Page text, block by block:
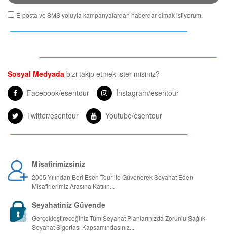
E-posta ve SMS yoluyla kampanyalardan haberdar olmak istiyorum.
Sosyal Medyada bizi takip etmek ister misiniz?
Facebook/esentour
İnstagram/esentour
Twitter/esentour Youtube/esentour
Misafirimizsiniz
2005 Yılından Beri Esen Tour ile Güvenerek Seyahat Eden
Misafirlerimiz Arasına Katılın...
Seyahatiniz Güvende
Gerçekleştireceğiniz Tüm Seyahat Planlarınızda Zorunlu Sağlık
Seyahat Sigortası Kapsamındasınız...